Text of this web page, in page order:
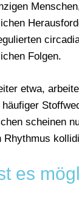
Folgen.
etwa,
scheinen
Rhythmus
es